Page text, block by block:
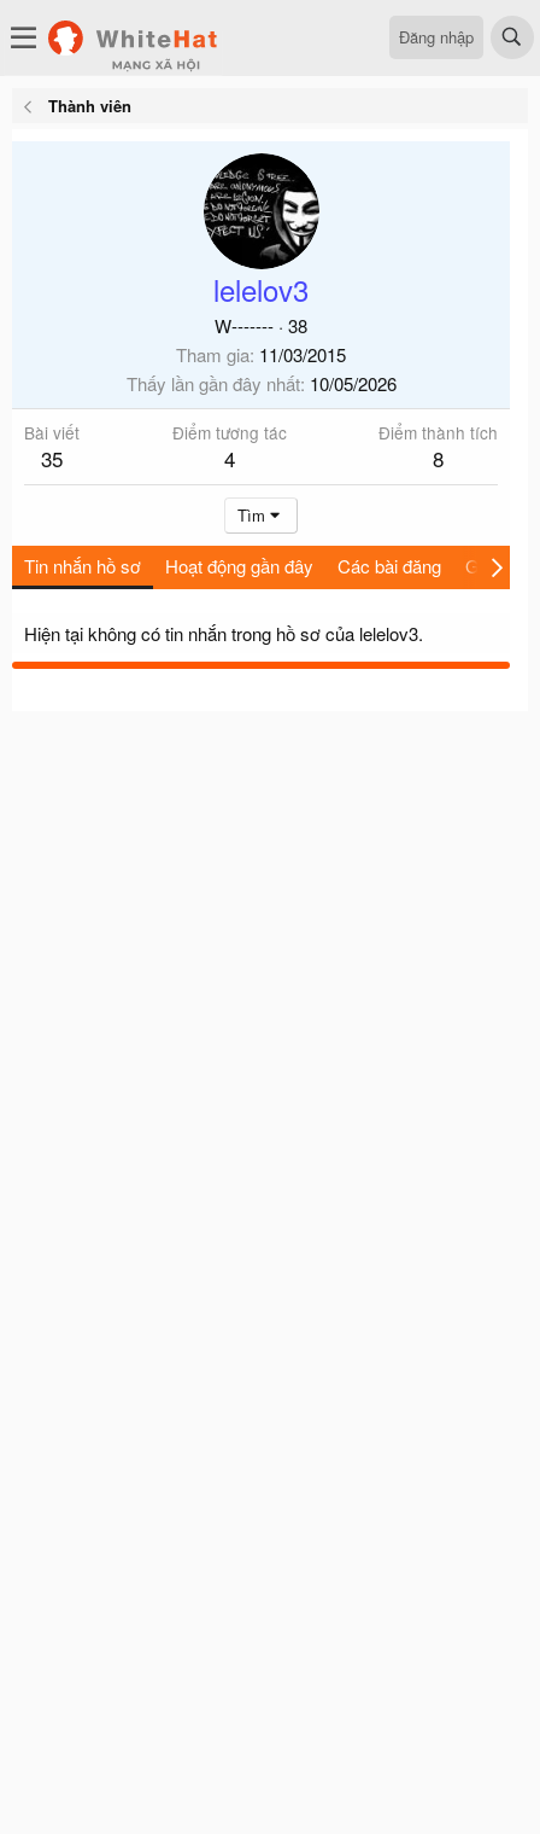
Đăng nhập
Thành viên
lelelov3
W------- · 38
Tham gia 11/03/2015
Thấy lần gần đây nhất 10/05/2026
Bài viết
35
Điểm tương tác
4
Điểm thành tích
8
Tìm
Tin nhắn hồ sơ Hoạt động gần đây Các bài đăng Giới thiệu
Hiện tại không có tin nhắn trong hồ sơ của lelelov3.